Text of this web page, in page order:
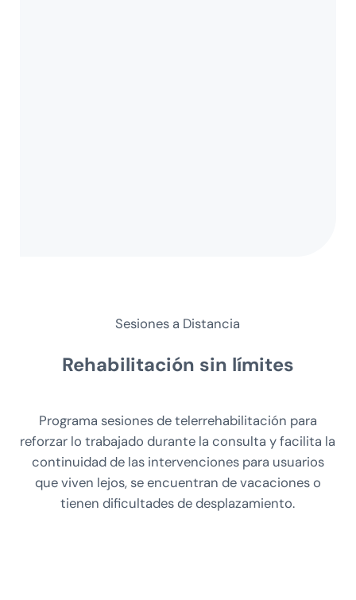
Sesiones a Distancia
Rehabilitación sin límites
Programa sesiones de telerrehabilitación para
reforzar lo trabajado durante la consulta y facilita la
continuidad de las intervenciones para usuarios
que viven lejos, se encuentran de vacaciones o
tienen dificultades de desplazamiento.